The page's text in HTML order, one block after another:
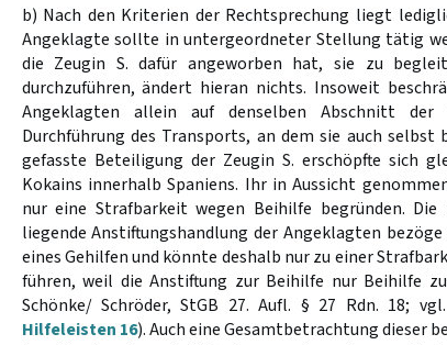
b) Nach den Kriterien der Rechtsprechung liegt
Angeklagte sollte in untergeordneter Stellung tätig
die Zeugin S. dafür angeworben hat, sie zu
durchzuführen, ändert hieran nichts. Insoweit
Angeklagten allein auf denselben Abschnitt
Durchführung des Transports, an dem sie auch
gefasste Beteiligung der Zeugin S. erschöpfte sich
Kokains innerhalb Spaniens. Ihr in Aussicht
nur eine Strafbarkeit wegen Beihilfe begründen.
liegende Anstiftungshandlung der Angeklagten
eines Gehilfen und könnte deshalb nur zu einer
führen, weil die Anstiftung zur Beihilfe nur Beihilfe
Schönke/ Schröder, StGB 27. Aufl. § 27 Rdn. 18;
Hilfeleisten 16). Auch eine Gesamtbetrachtung dieser